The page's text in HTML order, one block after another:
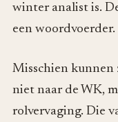
winter analist is.
een woordvoerder.
Misschien kunnen
niet naar de WK,
rolvervaging. Die